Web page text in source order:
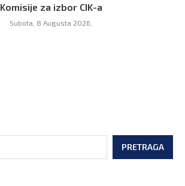
Komisije za izbor CIK-a
Subota, 8 Augusta 2026,
PRETRAGA